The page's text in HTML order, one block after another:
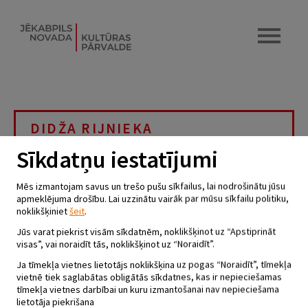
DIDŽA RIJNIEKA
21.03.2024 - plkst.09.30
Salas Tautas nams
21.03. plkst. 9.30
Salas Tautas namā pašus mazākos skatītājus priecēs
komponista Didža Rijnieka koncertizrāde “Ceļojums”.
“Ceļojums” ir pati jaunākā Didža Rijnieka koncertprogramma
mazajiem. Koncertā izvēlēsimies, kādā ceļojumā doties. Tas būs
pārgājiens. Protams, ka svarīgi ir izvēlēties laika apstākļiem
Sīkdatņu iestatījumi
Mēs izmantojam savus un trešo pušu sīkfailus, lai nodrošinātu jūsu
apmeklējuma drošību. Lai uzzinātu vairāk par mūsu sīkfailu politiku,
noklikšķinietšeit.
Jūs varat piekrist visām sīkdatnēm, noklikšķinot uz “Apstiprināt
visas”, vai noraidīt tās, noklikšķinot uz “Noraidīt”.
Ja tīmekļa vietnes lietotājs noklikšķina uz pogas “Noraidīt”, tīmekļa
vietnē tiek saglabātas obligātās sīkdatnes, kas ir nepieciešamas
tīmekļa vietnes darbībai un kuru izmantošanai nav nepieciešama
lietotāja piekrišana